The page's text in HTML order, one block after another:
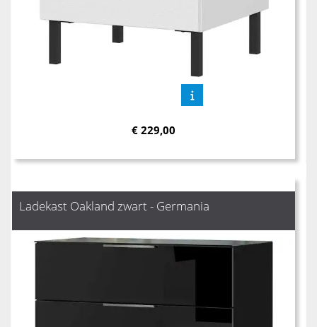
€ 229,00
Ladekast Oakland zwart - Germania